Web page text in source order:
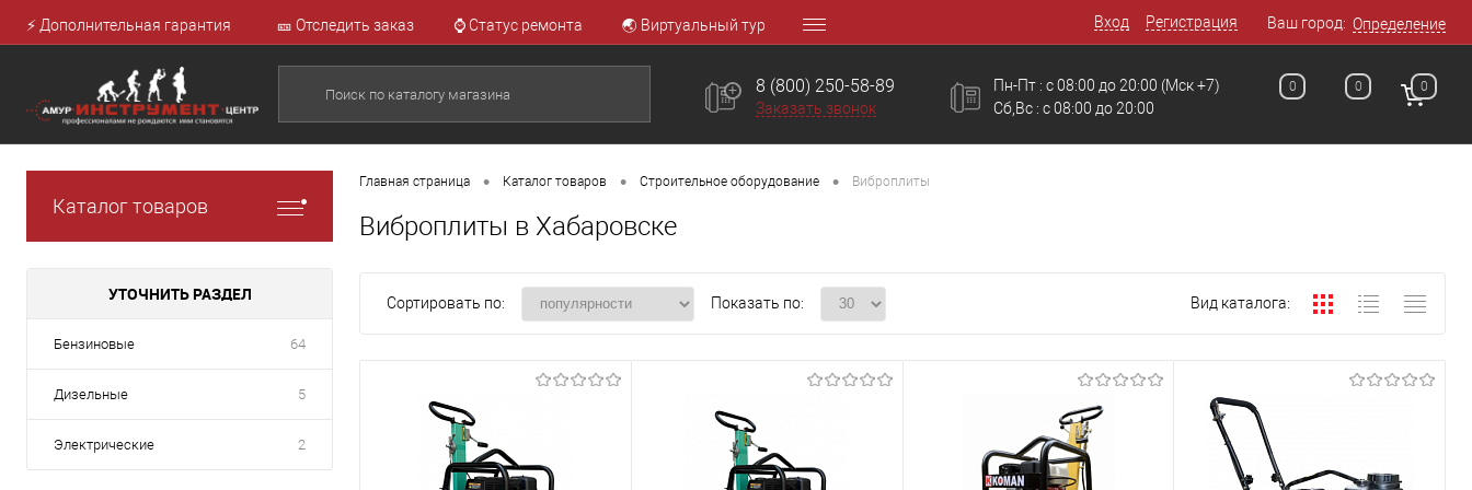
⚡ Дополнительная гарантия 🎫 Отследить заказ ⌚ Статус ремонта 🌏 Виртуальный тур Вход Регистрация Ваш город: Определение
8 (800) 250-58-89
Заказать звонок
Пн-Пт : с 08:00 до 20:00
Сб,Вс : с 08:00 до 20:00
(Мск +7) 0 0 0
Каталог товаров
УТОЧНИТЬ РАЗДЕЛ
Бензиновые 64
Дизельные 5
Электрические 2
Главная страница • Каталог товаров • Строительное оборудование • Виброплиты
Виброплиты в Хабаровске
Сортировать по: Показать по: Вид каталога: